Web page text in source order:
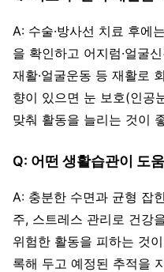
A: 수술·방사선 치료 후에
을 확인하고 어지럼·얼굴
재활·얼굴운동 등 재활로
향이 있으면 눈 보호(인공
맞춰 활동을 늘리는 것이
Q: 어떤 생활습관이 도
A: 충분한 수면과 균형 잡
주, 스트레스 관리로 건강
위험한 활동을 피하는 것
록해 두고 예정된 추적을